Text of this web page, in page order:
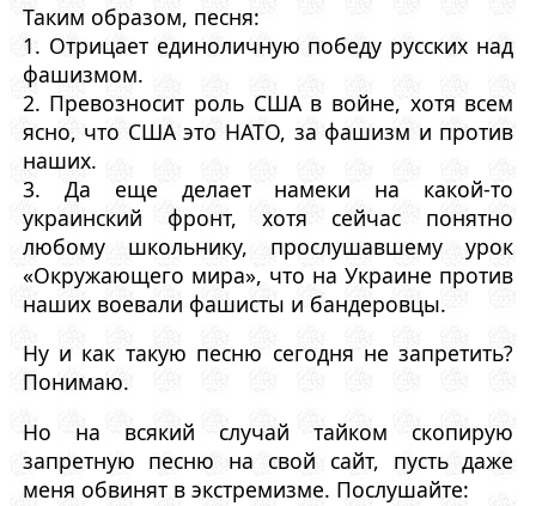
Таким образом, песня:
1. Отрицает единоличную победу русских над
фашизмом.
2. Превозносит роль США в войне, хотя всем
ясно, что США это НАТО, за фашизм и против
наших.
3. Да еще делает намеки на какой-то
украинский фронт, хотя сейчас понятно
любому школьнику, прослушавшему урок
«Окружающего мира», что на Украине против
наших воевали фашисты и бандеровцы.
Ну и как такую песню сегодня не запретить?
Понимаю.
Но на всякий случай тайком скопирую
запретную песню на свой сайт, пусть даже
меня обвинят в экстремизме. Послушайте: